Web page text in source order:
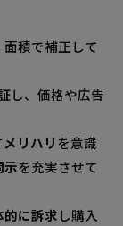
積で補正して
し、価格や広告
メリハリ を意識
示を充実させて
的に訴求 し購入